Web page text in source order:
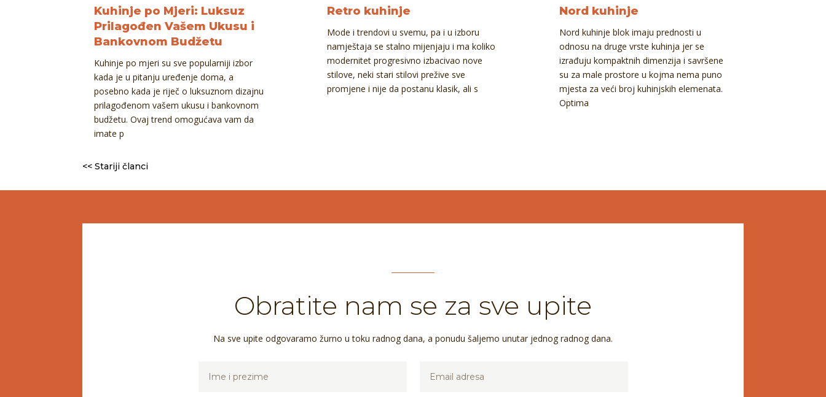
Kuhinje po Mjeri: Luksuz
Prilagođen Vašem Ukusu i
Bankovnom Budžetu
Kuhinje po mjeri su sve popularniji izbor
kada je u pitanju uređenje doma, a
posebno kada je riječ o luksuznom dizajnu
prilagođenom vašem ukusu i bankovnom
budžetu. Ovaj trend omogućava vam da
imate p
Retro kuhinje
Mode i trendovi u svemu, pa i u izboru
namještaja se stalno mijenjaju i ma koliko
modernitet progresivno izbacivao nove
stilove, neki stari stilovi prežive sve
promjene i nije da postanu klasik, ali s
Nord kuhinje
Nord kuhinje blok imaju prednosti u
odnosu na druge vrste kuhinja jer se
izrađuju kompaktnih dimenzija i savršene
su za male prostore u kojma nema puno
mjesta za veći broj kuhinjskih elemenata.
Optima
<< Stariji članci
Obratite nam se za sve upite
Na sve upite odgovaramo žurno u toku radnog dana, a ponudu šaljemo unutar jednog radnog dana.